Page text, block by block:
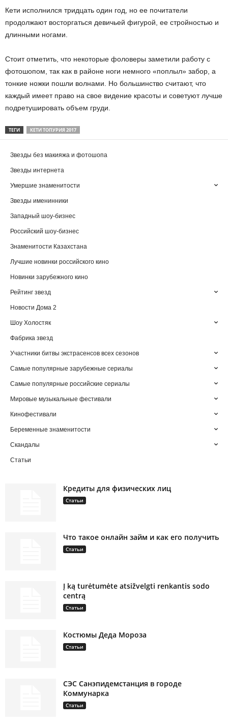
Кети исполнился тридцать один год, но ее почитатели
продолжают восторгаться девичьей фигурой, ее стройностью и
длинными ногами.
Стоит отметить, что некоторые фоловеры заметили работу с
фотошопом, так как в районе ноги немного «поплыл» забор, а
тонкие ножки пошли волнами. Но большинство считают, что
каждый имеет право на свое видение красоты и советуют лучше
подретушировать объем груди.
ТЕГИ КЕТИ ТОПУРИЯ 2017
Звезды без макияжа и фотошопа
Звезды интернета
Умершие знаменитости
Звезды именинники
Западный шоу-бизнес
Российский шоу-бизнес
Знаменитости Казахстана
Лучшие новинки российского кино
Новинки зарубежного кино
Рейтинг звезд
Новости Дома 2
Шоу Холостяк
Фабрика звезд
Участники битвы экстрасенсов всех сезонов
Самые популярные зарубежные сериалы
Самые популярные российские сериалы
Мировые музыкальные фестивали
Кинофестивали
Беременные знаменитости
Скандалы
Статьи
Кредиты для физических лиц
Статьи
Что такое онлайн займ и как его получить
Статьи
Į ką turėtumėte atsižvelgti renkantis sodo
centrą
Статьи
Костюмы Деда Мороза
Статьи
СЭС Санэпидемстанция в городе
Коммунарка
Статьи